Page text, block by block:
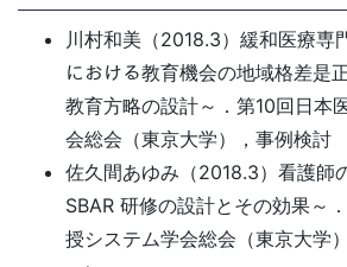
川村和美（2018.3）緩和医療専
における教育機会の地域格差是
教育方略の設計～．第10回日本
会総会（東京大学），事例検討
佐久間あゆみ（2018.3）看護師
SBAR 研修の設計とその効果～
授システム学会総会（東京大学